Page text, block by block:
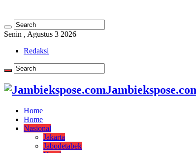
Senin , Agustus 3 2026
Redaksi
Home
Home
Nasional
Jakarta
Jabodetabek